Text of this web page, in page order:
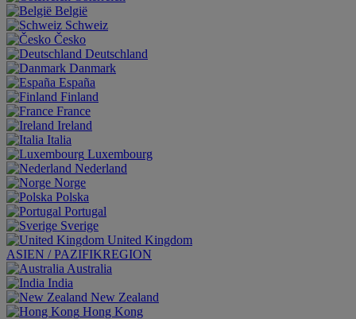
België
Schweiz
Česko
Deutschland
Danmark
España
Finland
France
Ireland
Italia
Luxembourg
Nederland
Norge
Polska
Portugal
Sverige
United Kingdom
ASIEN / PAZIFIKREGION
Australia
India
New Zealand
Hong Kong